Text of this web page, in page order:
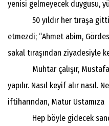
yenisi gelmeyecek duygusu,
50 yıldır her tıraşa
etmezdi; “Ahmet abim,
sakal tıraşından ziyadesiyle
Muhtar çalışır, Mustafa
yapılır. Nasıl keyif alır nasıl.
iftiharından, Matur Ustamıza
Hep böyle gidecek